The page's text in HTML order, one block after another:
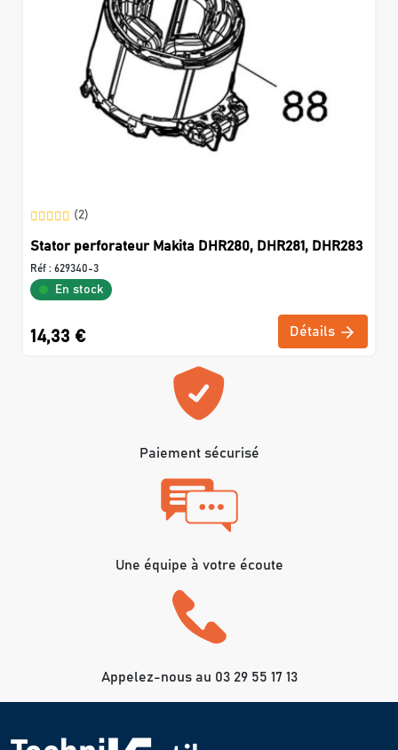
(2)
Stator perforateur Makita DHR280, DHR281, DHR283
Réf : 629340-3
En stock
14,33 € Détails
Paiement sécurisé
Une équipe à votre écoute
Appelez-nous au 03 29 55 17 13